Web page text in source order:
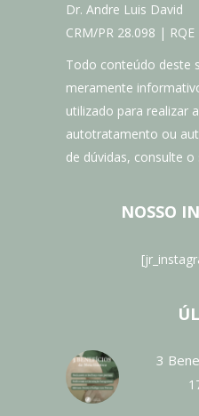
Dr. Andre Luis David
CRM/PR 28.098 | RQE
Todo conteúdo deste
meramente
utilizado para realizar
autotratamento ou
de dúvidas, consulte o
NOSSO
3